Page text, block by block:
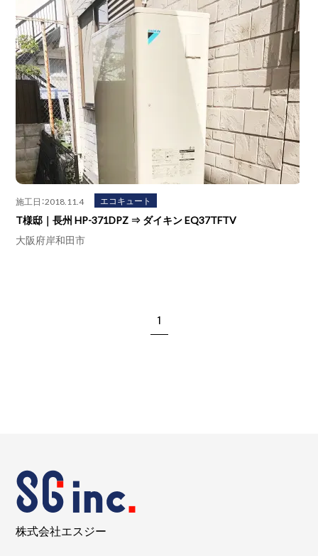
施工日：2018.11.4 エコキュート
T様邸｜長州 HP-371DPZ ⇒ ダイキン EQ37TFTV
大阪府岸和田市
1
株式会社エスジー